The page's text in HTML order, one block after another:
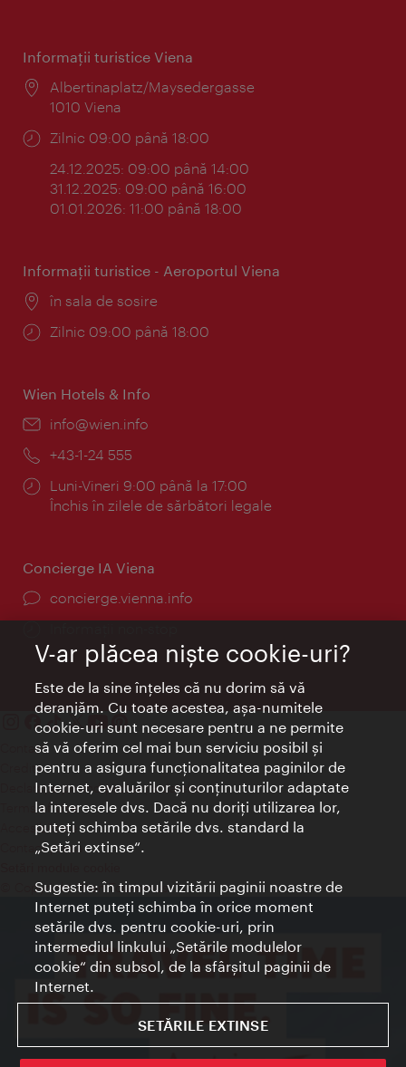
Informaţii turistice Viena
Locul:
Albertinaplatz/Maysedergasse
1010 Viena
Program:
Zilnic 09:00 până 18:00
24.12.2025: 09:00 până 14:00
31.12.2025: 09:00 până 16:00
01.01.2026: 11:00 până 18:00
Informaţii turistice - Aeroportul Viena
Locul:
în sala de sosire
Program:
Zilnic 09:00 până 18:00
Wien Hotels & Info
E-
info@wien.info
Telefon:
+43-1-24 555
Program:
Luni-Vineri 9:00 până la 17:00
Închis în zilele de sărbători legale
Concierge IA Viena
concierge.vienna.info
Contact
Credits
Declaraţie privind protecţia datelor
Terms of Use
Accesibilitate
Contact presa
© Copyright Wien Tourismus
V-ar plăcea nişte cookie-uri?
Este de la sine înţeles că nu dorim să vă
deranjăm. Cu toate acestea, aşa-numitele
cookie-uri sunt necesare pentru a ne permite
să vă oferim cel mai bun serviciu posibil şi
pentru a asigura funcţionalitatea paginilor de
Internet, evaluărilor şi conţinuturilor adaptate
la interesele dvs. Dacă nu doriţi utilizarea lor,
puteţi schimba setările dvs. standard la
„Setări extinse“.
Sugestie: în timpul vizitării paginii noastre de
Internet puteţi schimba în orice moment
setările dvs. pentru cookie-uri, prin
intermediul linkului „Setările modulelor
cookie“ din subsol, de la sfârşitul paginii de
Internet.
SETĂRILE EXTINSE